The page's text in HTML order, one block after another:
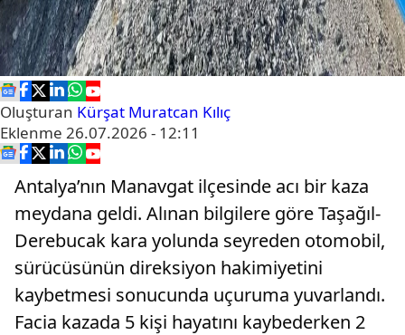
Oluşturan Kürşat Muratcan Kılıç
Eklenme 26.07.2026 - 12:11
Antalya’nın Manavgat ilçesinde acı bir kaza
meydana geldi. Alınan bilgilere göre Taşağıl-
Derebucak kara yolunda seyreden otomobil,
sürücüsünün direksiyon hakimiyetini
kaybetmesi sonucunda uçuruma yuvarlandı.
Facia kazada 5 kişi hayatını kaybederken 2